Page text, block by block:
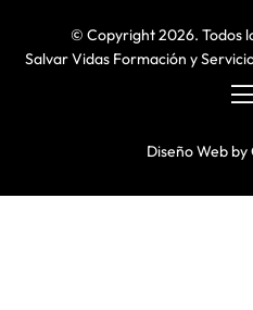
© Copyright 2026. Todos
Salvar Vidas Formación y
Diseño Web by